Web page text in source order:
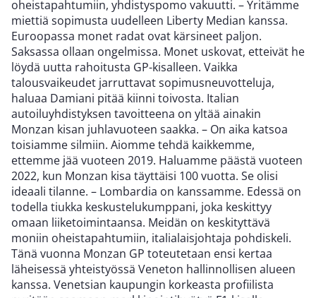
oheistapahtumiin, yhdistyspomo vakuutti. – Yritämme
miettiä sopimusta uudelleen Liberty Median kanssa.
Euroopassa monet radat ovat kärsineet paljon.
Saksassa ollaan ongelmissa. Monet uskovat, etteivät he
löydä uutta rahoitusta GP-kisalleen. Vaikka
talousvaikeudet jarruttavat sopimusneuvotteluja,
haluaa Damiani pitää kiinni toivosta. Italian
autoiluyhdistyksen tavoitteena on yltää ainakin
Monzan kisan juhlavuoteen saakka. – On aika katsoa
toisiamme silmiin. Aiomme tehdä kaikkemme,
ettemme jää vuoteen 2019. Haluamme päästä vuoteen
2022, kun Monzan kisa täyttäisi 100 vuotta. Se olisi
ideaali tilanne. – Lombardia on kanssamme. Edessä on
todella tiukka keskustelukumppani, joka keskittyy
omaan liiketoimintaansa. Meidän on keskityttävä
moniin oheistapahtumiin, italialaisjohtaja pohdiskeli.
Tänä vuonna Monzan GP toteutetaan ensi kertaa
läheisessä yhteistyössä Veneton hallinnollisen alueen
kanssa. Venetsian kaupungin korkeasta profiilista